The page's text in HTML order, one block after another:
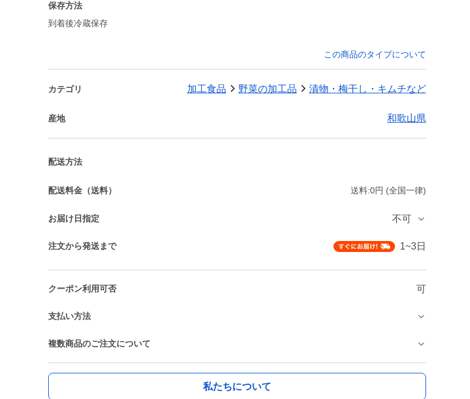
保存方法
到着後冷蔵保存
この商品のタイプについて
カテゴリ 加工食品 野菜の加工品 漬物・梅干し・キムチなど
産地 和歌山県
配送方法
配送料金（送料） 送料:0円 (全国一律)
お届け日指定 不可
注文から発送まで 1~3日
クーポン利用可否 可
支払い方法
複数商品のご注文について
私たちについて